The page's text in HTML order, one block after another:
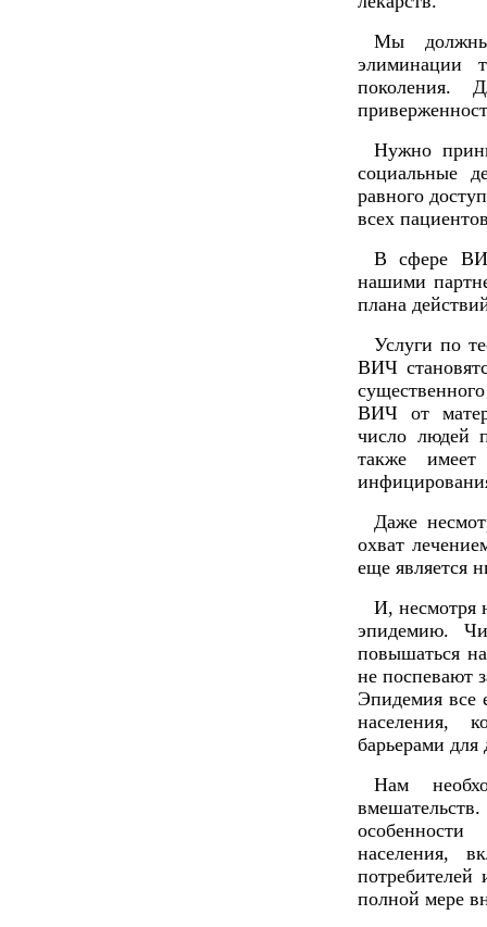
Мы должны
элиминации
поколения.
Нужно
социальные
равного
всех
В сфере
нашими
плана
Услуги по
ВИЧ
ВИЧ от
число людей
также
Даже
охват
еще является
И, несмотря
эпидемию.
повышаться
не поспевают
Эпидемия все
населения,
барьерами для
Нам
населения,
полной мере